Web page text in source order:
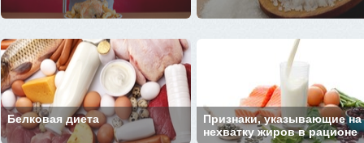
Белковая диета
Признаки, указывающие на
нехватку жиров в рационе